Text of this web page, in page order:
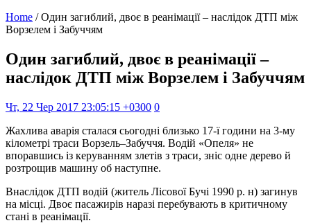
Home / Один загиблий, двоє в реанімації – наслідок ДТП між
Ворзелем і Забуччям
Один загиблий, двоє в реанімації –
наслідок ДТП між Ворзелем і Забуччям
Чт, 22 Чер 2017 23:05:15 +0300 0
Жахлива аварія сталася сьогодні близько 17-ї години на 3-му
кілометрі траси Ворзель–Забуччя. Водій «Опеля» не
впоравшись із керуванням злетів з траси, зніс одне дерево й
розтрощив машину об наступне.
Внаслідок ДТП водій (житель Лісової Бучі 1990 р. н) загинув
на місці. Двоє пасажирів наразі перебувають в критичному
стані в реанімації.